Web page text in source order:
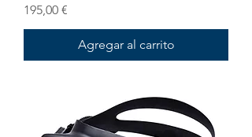
Precio
195,00 €
Agregar al carrito